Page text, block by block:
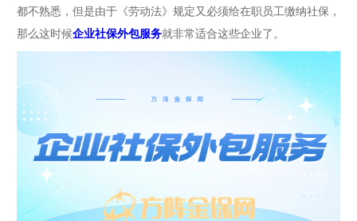
都不熟悉，但是由于《劳动法》规定又必须给在职员工缴纳社保，
那么这时候企业社保外包服务就非常适合这些企业了。